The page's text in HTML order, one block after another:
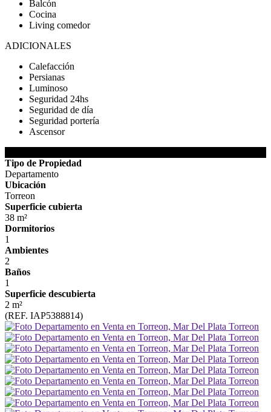
Balcón
Cocina
Living comedor
ADICIONALES
Calefacción
Persianas
Luminoso
Seguridad 24hs
Seguridad de día
Seguridad portería
Ascensor
Tipo de Propiedad
Departamento
Ubicación
Torreon
Superficie cubierta
38 m²
Dormitorios
1
Ambientes
2
Baños
1
Superficie descubierta
2 m²
(REF. IAP5388814)